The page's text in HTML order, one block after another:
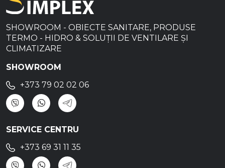
SHOWROOM - OBIECTE SANITARE, PRODUSE
TERMO - HIDRO & SOLUȚII DE VENTILARE ȘI
CLIMATIZARE
SHOWROOM
+373 79 02 02 06
SERVICE CENTRU
+373 69 31 11 35